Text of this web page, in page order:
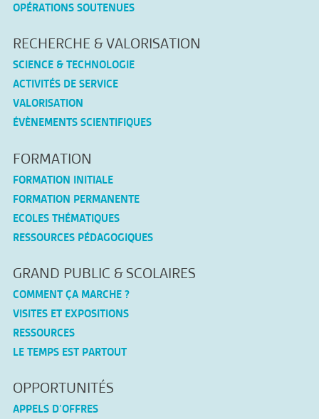
OPÉRATIONS SOUTENUES
RECHERCHE & VALORISATION
SCIENCE & TECHNOLOGIE
ACTIVITÉS DE SERVICE
VALORISATION
ÉVÈNEMENTS SCIENTIFIQUES
FORMATION
FORMATION INITIALE
FORMATION PERMANENTE
ECOLES THÉMATIQUES
RESSOURCES PÉDAGOGIQUES
GRAND PUBLIC & SCOLAIRES
COMMENT ÇA MARCHE ?
VISITES ET EXPOSITIONS
RESSOURCES
LE TEMPS EST PARTOUT
OPPORTUNITÉS
APPELS D’OFFRES